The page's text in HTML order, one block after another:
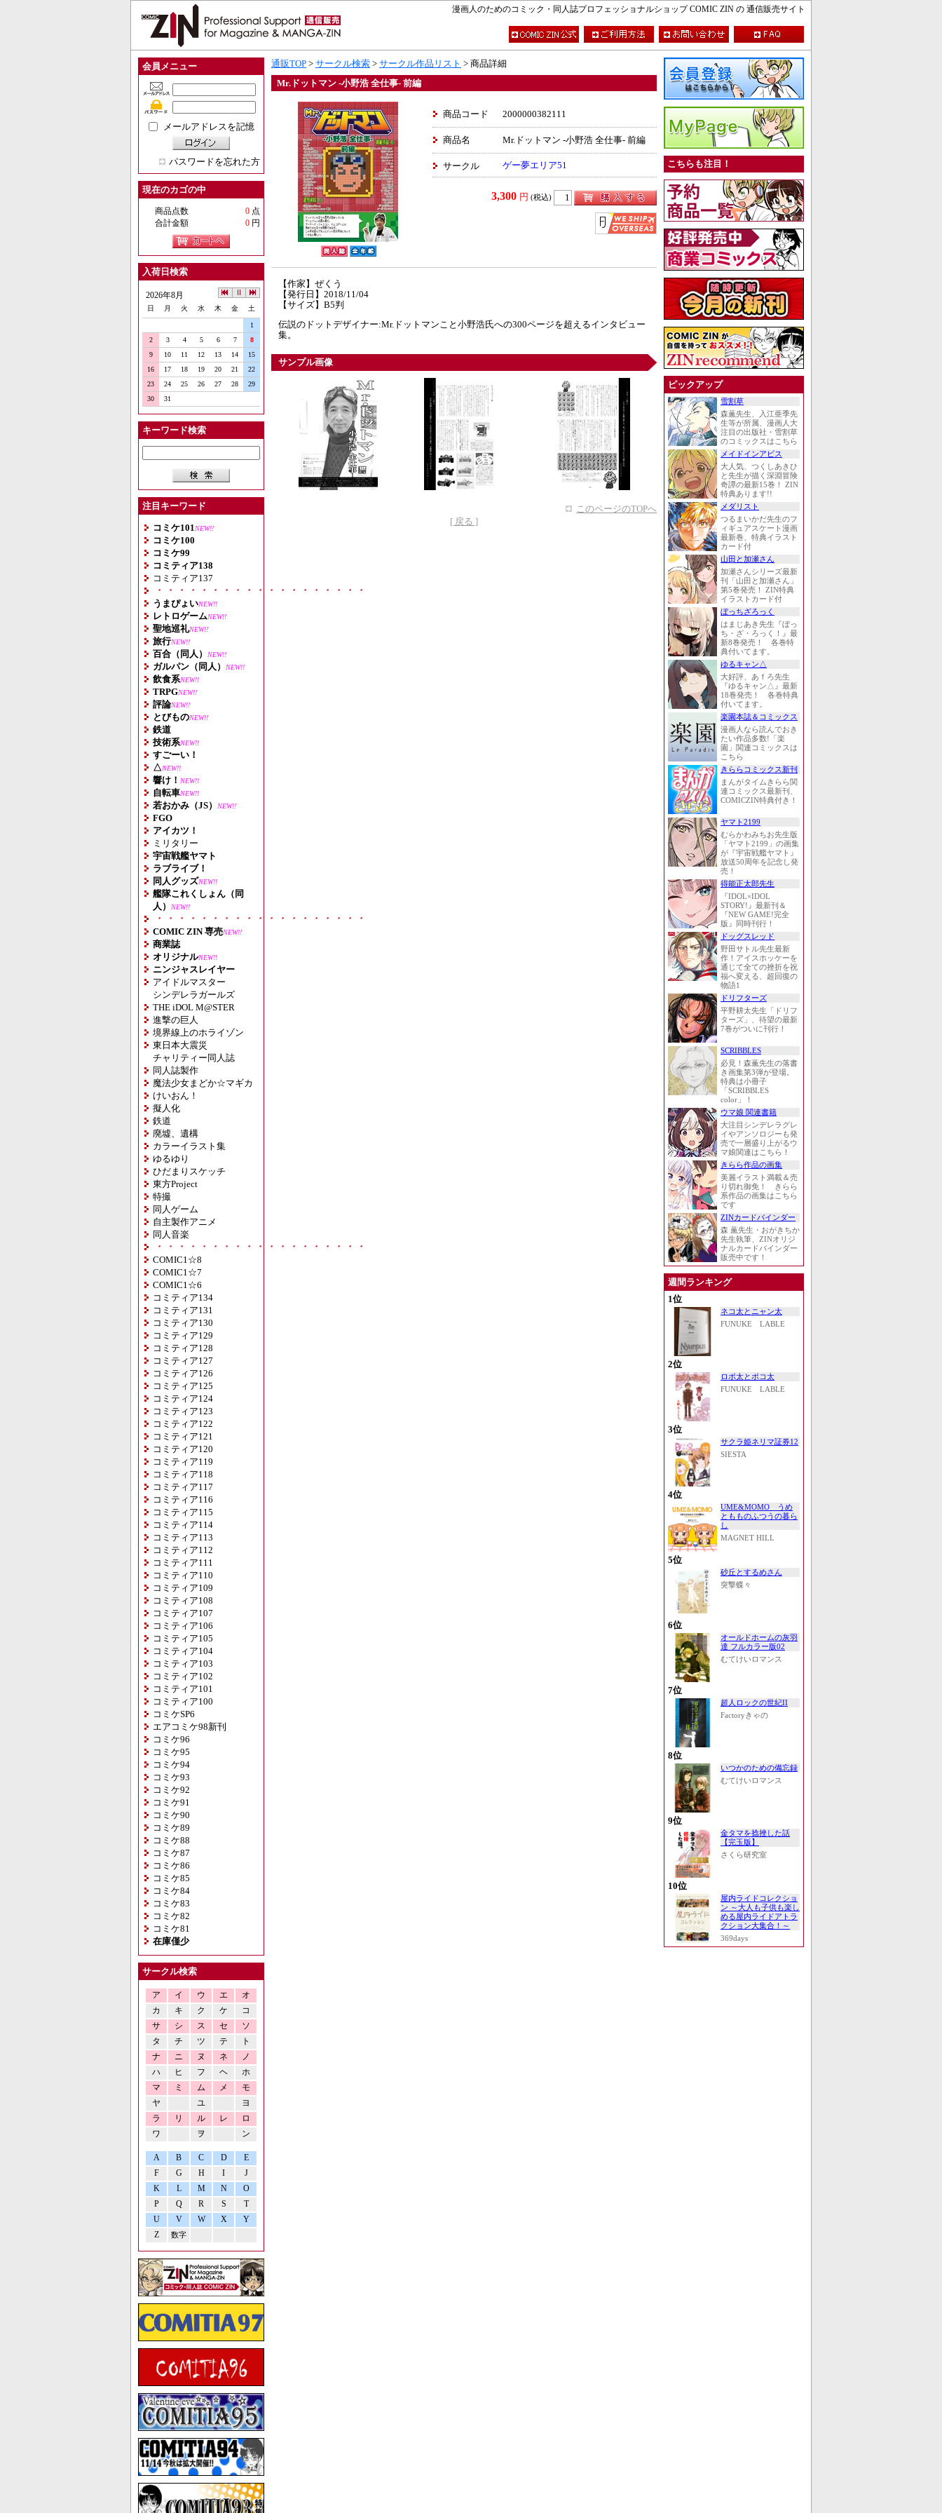
漫画人のためのコミック・同人誌プロフェッショナルショップ COMIC ZIN の 通信販売サイト
会員メニュー
メールアドレスを記憶
パスワードを忘れた方
現在のカゴの中
商品点数 0 点
合計金額
0 円
入荷日検索
2026年8月
日 月 火 水 木 金 土
1
2
3 4 5 6 7
8
9
10 11 12 13 14
15
16
17 18 19 20 21
22
23
24 25 26 27 28
29
30
31
キーワード検索
注目キーワード
コミケ101 NEW!!
コミケ100
コミケ99
コミティア138
コミティア137
・・・・・・・・・・・・・・・・・・・
うまぴょいNEW!!
レトロゲームNEW!!
聖地巡礼NEW!!
旅行NEW!!
百合（同人） NEW!!
ガルパン（同人） NEW!!
飲食系NEW!!
TRPGNEW!!
評論NEW!!
とびものNEW!!
鉄道
技術系NEW!!
すごーい！
△NEW!!
響け！ NEW!!
自転車NEW!!
若おかみ（JS） NEW!!
FGO
アイカツ！
ミリタリー
宇宙戦艦ヤマト
ラブライブ！
同人グッズNEW!!
艦隊これくしょん（同
人）
NEW!!
・・・・・・・・・・・・・・・・・・・
COMIC ZIN 専売NEW!!
商業誌
オリジナルNEW!!
ニンジャスレイヤー
アイドルマスター
シンデレラガールズ
THE iDOL M@STER
進撃の巨人
境界線上のホライゾン
東日本大震災
チャリティー同人誌
同人誌製作
魔法少女まどか☆マギカ
けいおん！
擬人化
鉄道
廃墟、遺構
カラーイラスト集
ゆるゆり
ひだまりスケッチ
東方Project
特撮
同人ゲーム
自主製作アニメ
同人音楽
・・・・・・・・・・・・・・・・・・・
COMIC1☆8
COMIC1☆7
COMIC1☆6
コミティア134
コミティア131
コミティア130
コミティア129
コミティア128
コミティア127
コミティア126
コミティア125
コミティア124
コミティア123
コミティア122
コミティア121
コミティア120
コミティア119
コミティア118
コミティア117
コミティア116
コミティア115
コミティア114
コミティア113
コミティア112
コミティア111
コミティア110
コミティア109
コミティア108
コミティア107
コミティア106
コミティア105
コミティア104
コミティア103
コミティア102
コミティア101
コミティア100
コミケSP6
エアコミケ98新刊
コミケ96
コミケ95
コミケ94
コミケ93
コミケ92
コミケ91
コミケ90
コミケ89
コミケ88
コミケ87
コミケ86
コミケ85
コミケ84
コミケ83
コミケ82
コミケ81
在庫僅少
サークル検索
ア イ ウ エ
オ
カ
キ ク ケ
コ
サ
シ ス セ
ソ
タ
チ ツ テ
ト
ナ
ニ ヌ ネ
ノ
ハ
ヒ フ ヘ
ホ
マ
ミ ム メ
モ
ヤ
ユ
ヨ
ラ
リ ル レ
ロ
ワ
ヲ ン
A B C D
E
F
G H I
J
K
L M N
O
P
Q R S
T
U
V W X
Y
Z
数字
通販TOP > サークル検索 > サークル作品リスト > 商品詳細
Mr.ドットマン -小野浩 全仕事- 前編
商品コード 2000000382111
商品名 Mr.ドットマン -小野浩 全仕事- 前編
サークル ゲー夢エリア51
3,300 円 (税込)
【作家】ぜくう
【発行日】2018/11/04
【サイズ】B5判
伝説のドットデザイナー:Mr.ドットマンこと小野浩氏への300ページを超えるインタビュー
集。
サンプル画像
このページのTOPへ
[ 戻る ]
こちらも注目！
ピックアップ
雪割草
森薫先生、入江亜季先
生等が所属、漫画人大
注目の出版社・雪割草
のコミックスはこちら
メイドインアビス
大人気、つくしあきひ
と先生が描く深淵冒険
奇譚の最新15巻！ ZIN
特典あります!!
メダリスト
つるまいかだ先生のフ
ィギュアスケート漫画
最新巻、特典イラスト
カード付
山田と加瀬さん
加瀬さんシリーズ最新
刊「山田と加瀬さん」
第5巻発売！ ZIN特典
イラストカード付
ぼっちざろっく
はまじあき先生『ぼっ
ち・ざ・ろっく！』最
新8巻発売！ 各巻特
典付いてます。
ゆるキャン△
大好評、あｆろ先生
『ゆるキャン△』最新
18巻発売！ 各巻特典
付いてます。
楽園本誌＆コミックス
漫画人なら読んでおき
たい作品多数!「楽
園」関連コミックスは
こちら
きららコミックス新刊
まんがタイムきらら関
連コミックス最新刊、
COMICZIN特典付き！
ヤマト2199
むらかわみちお先生版
「ヤマト2199」の画集
が『宇宙戦艦ヤマト』
放送50周年を記念し発
売！
得能正太郎先生
『IDOL×IDOL
STORY!』最新刊＆
『NEW GAME!完全
版』同時刊行！
ドッグスレッド
野田サトル先生最新
作！アイスホッケーを
通じて全ての挫折を祝
福へ変える、超回復の
物語1
ドリフターズ
平野耕太先生「ドリフ
ターズ」、待望の最新
7巻がついに刊行！
SCRIBBLES
必見！森薫先生の落書
き画集第3弾が登場。
特典は小冊子
「SCRIBBLES
color」！
ウマ娘 関連書籍
大注目シンデレラグレ
イやアンソロジーも発
売で一層盛り上がるウ
マ娘関連はこちら！
きらら作品の画集
美麗イラスト満載＆売
り切れ御免！ きらら
系作品の画集はこちら
です
ZINカードバインダー
森 薫先生・おがきちか
先生執筆、ZINオリジ
ナルカードバインダー
販売中です！
週間ランキング
1位
ネコ太とニャン太
FUNUKE LABLE
2位
ロボ太とポコ太
FUNUKE LABLE
3位
サクラ姫ネリマ証券12
SIESTA
4位
UME&MOMO うめ
ともものふつうの暮ら
し
MAGNET HILL
5位
砂丘とするめさん
突撃蝶々
6位
オールドホームの灰羽
達 フルカラー版02
むてけいロマンス
7位
超人ロックの世紀II
Factoryきゃの
8位
いつかのための備忘録
むてけいロマンス
9位
金タマを捻挫した話
【完玉版】
さくら研究室
10位
屋内ライドコレクショ
ン ～大人も子供も楽し
める屋内ライドアトラ
クション大集合！～
369days